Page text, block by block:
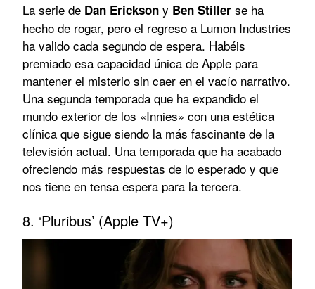
La serie de Dan Erickson y Ben Stiller se ha
hecho de rogar, pero el regreso a Lumon Industries
ha valido cada segundo de espera. Habéis
premiado esa capacidad única de Apple para
mantener el misterio sin caer en el vacío narrativo.
Una segunda temporada que ha expandido el
mundo exterior de los «Innies» con una estética
clínica que sigue siendo la más fascinante de la
televisión actual. Una temporada que ha acabado
ofreciendo más respuestas de lo esperado y que
nos tiene en tensa espera para la tercera.
8. ‘Pluribus’ (Apple TV+)